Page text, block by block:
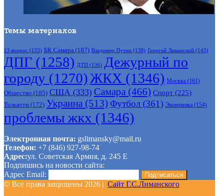
Темы материалов
13 вопрос (133) БК Самара (187) Владимир Путин (138) Георгий Лиманский (143)
ДПГ (1258) ДТП (136) Дежурный по
городу (1270)ЖКХ (1346) Москва (161)
Общество (185) США (333) Самара (466) Спорт (225)
Тольятти (172) Украина (513) Футбол (361) Экономика (154)
проблемы жкх (1346)
Электронная почта: gslimansky@mail.ru
Телефон: +7 (846) 927-98-74
Адрес:ул. Советская Армия, д. 245 Е
Подпишись на новости сайта:
Адрес Email:
© Все права защищены 2026 | Сайт Г.С.Лиманского